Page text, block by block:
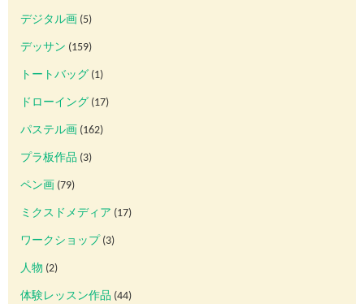
デジタル画 (5)
デッサン (159)
トートバッグ (1)
ドローイング (17)
パステル画 (162)
プラ板作品 (3)
ペン画 (79)
ミクスドメディア (17)
ワークショップ (3)
人物 (2)
体験レッスン作品 (44)